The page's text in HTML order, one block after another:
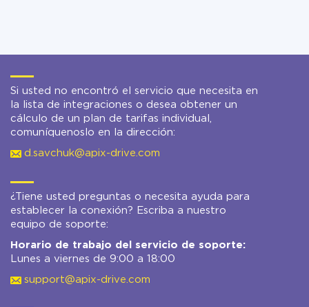
Si usted no encontró el servicio que necesita en
la lista de integraciones o desea obtener un
cálculo de un plan de tarifas individual,
comuníquenoslo en la dirección:
d.savchuk@apix-drive.com
¿Tiene usted preguntas o necesita ayuda para
establecer la conexión? Escriba a nuestro
equipo de soporte:
Horario de trabajo del servicio de soporte:
Lunes a viernes de 9:00 a 18:00
support@apix-drive.com